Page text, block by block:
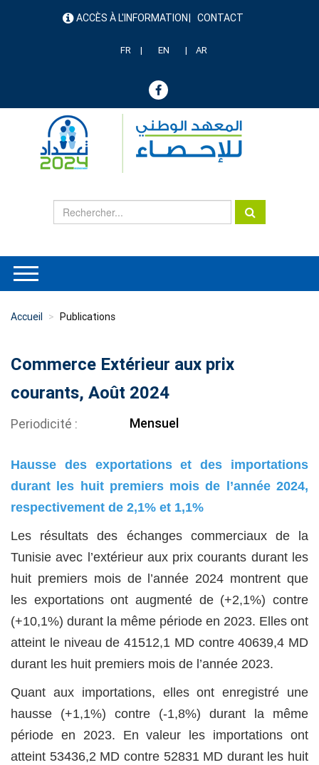
menu ACCÈS À L'INFORMATION CONTACT
FR EN AR
Accueil Publications
Commerce Extérieur aux prix
courants, Août 2024
Periodicité Mensuel
Hausse des exportations et des importations
durant les huit premiers mois de l’année 2024,
respectivement de 2,1% et 1,1%
Les résultats des échanges commerciaux de la
Tunisie avec l’extérieur aux prix courants durant les
huit premiers mois de l’année 2024 montrent que
les exportations ont augmenté de (+2,1%) contre
(+10,1%) durant la même période en 2023. Elles ont
atteint le niveau de 41512,1 MD contre 40639,4 MD
durant les huit premiers mois de l’année 2023.
Quant aux importations, elles ont enregistré une
hausse (+1,1%) contre (-1,8%) durant la même
période en 2023. En valeur les importations ont
atteint 53436,2 MD contre 52831 MD durant les huit